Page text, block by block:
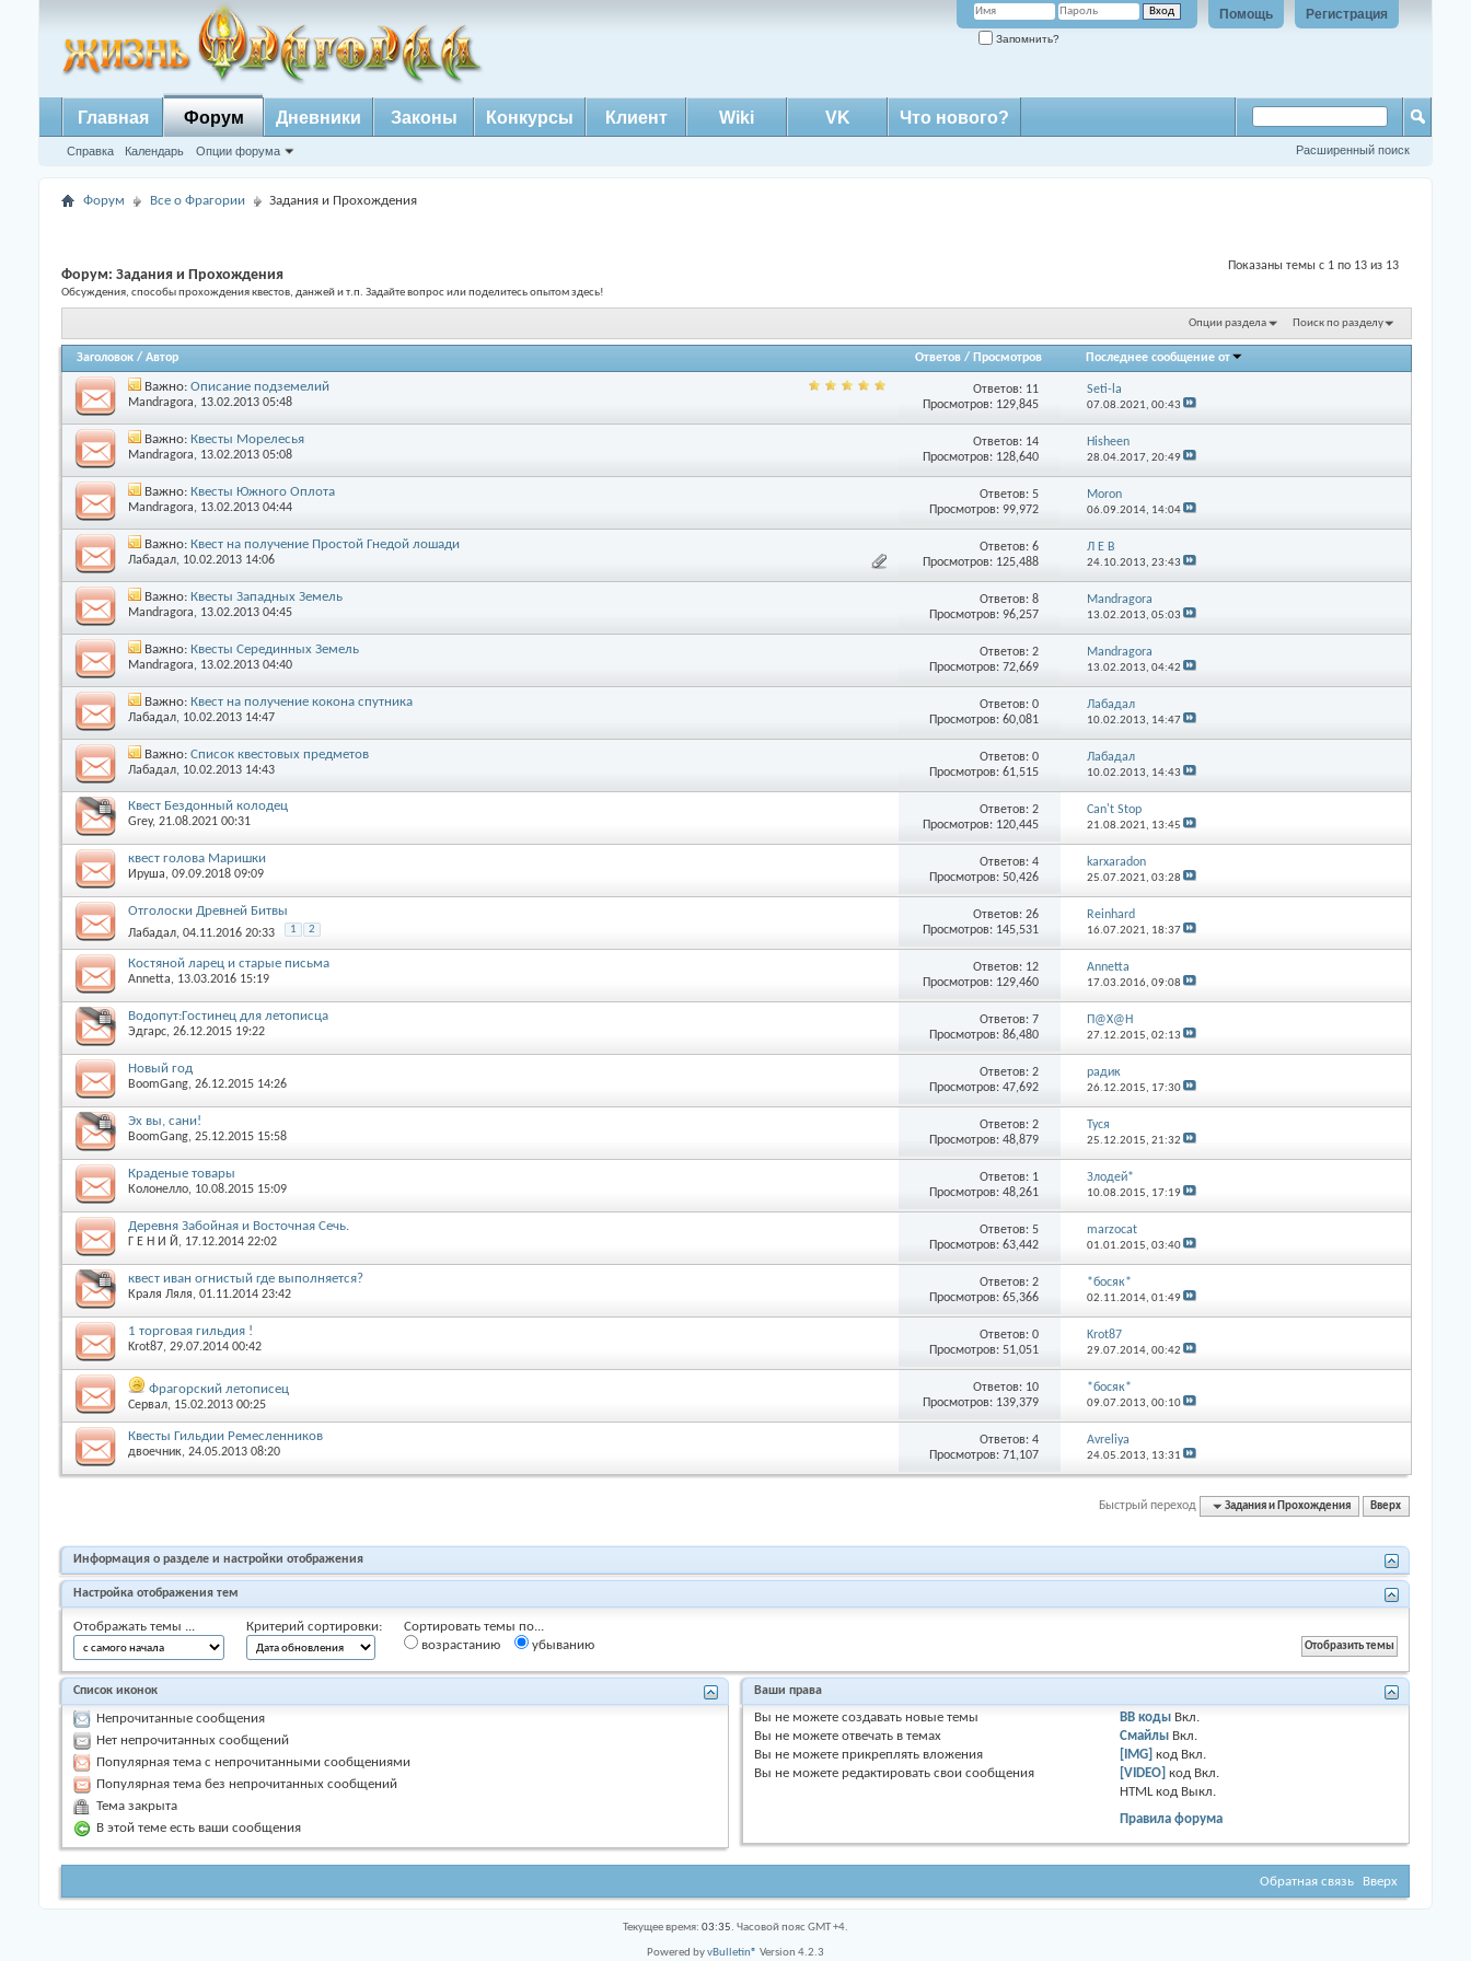
Регистрация
Помощь
Запомнить?
Главная Форум
Справка Календарь Опции форума
Дневники Законы Конкурсы Клиент Wiki VK Что нового?
Расширенный поиск
Форум Все о Фрагории Задания и Прохождения
Показаны темы с 1 по 13 из 13
Форум: Задания и Прохождения
Обсуждения, способы прохождения квестов, данжей и т.п. Задайте вопрос или поделитесь опытом здесь!
Опции раздела Поиск по разделу
Заголовок / Автор Ответов/ Просмотров Последнее сообщение от
Важно: Описание подземелий
Mandragora, 13.02.2013 05:48
Ответов: 11
Просмотров: 129,845
Seti-la
07.08.2021,00:43
Важно: Квесты Морелесья
Mandragora, 13.02.2013 05:08
Ответов: 14
Просмотров: 128,640
Hisheen
28.04.2017,20:49
Важно: Квесты Южного Оплота
Mandragora, 13.02.2013 04:44
Ответов: 5
Просмотров: 99,972
Moron
06.09.2014, 14:04
Важно: Квест на получение Простой Гнедой лошади
Лабадал, 10.02.2013 14:06
Ответов: 6
Просмотров: 125,488
Л Е В
24.10.2013,23:43
Важно: Квесты Западных Земель
Mandragora, 13.02.2013 04:45
Ответов: 8
Просмотров: 96,257
Mandragora
13.02.2013,05:03
Важно: Квесты Серединных Земель
Mandragora, 13.02.2013 04:40
Ответов: 2
Просмотров: 72,669
Mandragora
13.02.2013,04:42
Важно: Квест на получение кокона спутника
Лабадал, 10.02.2013 14:47
Ответов: 0
Просмотров: 60,081
Лабадал
10.02.2013, 14:47
Важно: Список квестовых предметов
Лабадал, 10.02.2013 14:43
Ответов: 0
Просмотров: 61,515
Лабадал
10.02.2013, 14:43
Квест Бездонный колодец
Grey, 21.08.2021 00:31
Ответов: 2
Просмотров: 120,445
Can't Stop
21.08.2021, 13:45
квест голова Маришки
Ируша, 09.09.2018 09:09
Ответов: 4
Просмотров: 50,426
karxaradon
25.07.2021,03:28
Отголоски Древней Битвы
Лабадал, 04.11.2016 20:33 1 2
Ответов: 26
Просмотров: 145,531
Reinhard
16.07.2021, 18:37
Костяной ларец и старые письма
Annetta, 13.03.2016 15:19
Ответов: 12
Просмотров: 129,460
Annetta
17.03.2016,09:08
Водопут:Гостинец для летописца
Эдгарс, 26.12.2015 19:22
Ответов: 7
Просмотров: 86,480
П@Х@Н
27.12.2015,02:13
Новый год
BoomGang, 26.12.2015 14:26
Ответов: 2
Просмотров: 47,692
радик
26.12.2015, 17:30
Эх вы, сани!
BoomGang, 25.12.2015 15:58
Ответов: 2
Просмотров: 48,879
Туся
25.12.2015,21:32
Краденые товары
Колонелло, 10.08.2015 15:09
Ответов: 1
Просмотров: 48,261
Злодей*
10.08.2015, 17:19
Деревня Забойная и Восточная Сечь.
Г Е Н И Й , 17.12.2014 22:02
Ответов: 5
Просмотров: 63,442
marzocat
01.01.2015,03:40
квест иван огнистый где выполняется?
Краля Ляля, 01.11.2014 23:42
Ответов: 2
Просмотров: 65,366
*босяк*
02.11.2014,01:49
1 торговая гильдия !
Krot87, 29.07.2014 00:42
Ответов: 0
Просмотров: 51,051
Krot87
29.07.2014,00:42
Фрагорский летописец
Сервал, 15.02.2013 00:25
Ответов: 10
Просмотров: 139,379
*босяк*
09.07.2013,00:10
Квесты Гильдии Ремесленников
двоечник, 24.05.2013 08:20
Ответов: 4
Просмотров: 71,107
Avreliya
24.05.2013, 13:31
Быстрый переход Задания и Прохождения Вверх
Информация о разделе и настройки отображения
Настройка отображения тем
Отображать темы ... Критерий сортировки:
Сортировать темы по...
возрастанию
убыванию
Список иконок
Непрочитанные сообщения
Нет непрочитанных сообщений
Популярная тема с непрочитанными сообщениями
Популярная тема без непрочитанных сообщений
Тема закрыта
В этой теме есть ваши сообщения
Ваши права
Вы не можете создавать новые темы
Вы не можете отвечать в темах
Вы не можете прикреплять вложения
Вы не можете редактировать свои сообщения
BB коды Вкл.
Смайлы Вкл.
[IMG] код Вкл.
[VIDEO] код Вкл.
HTML код Выкл.
Правила форума
Обратная связь Вверх
Текущее время: 03:35. Часовой пояс GMT +4.
Powered byvBulletin® Version 4.2.3